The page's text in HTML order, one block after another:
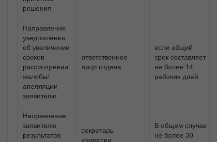
решения
Направление
уведомления
об увеличении
сроков
рассмотрении
жалобы/
апелляции
заявителю
ответственное
лицо отдела
если общий
срок составляет
не более 14
рабочих дней
Направление
заявителю
результатов
секретарь
комиссии
В общем случае
не более 30